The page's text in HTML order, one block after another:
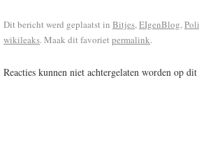
Dit bericht werd geplaatst in Bitjes,EIgenBlog,
wikileaks. Maak dit favoriet permalink.
Reacties kunnen niet achtergelaten worden op